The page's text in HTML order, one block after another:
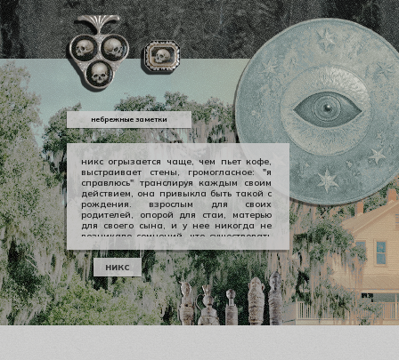
никс огрызается чаще, чем пьет кофе,
выстраивает стены, громогласное: "я
справлюсь" транслируя каждым своим
действием, она привыкла быть такой с
рождения. взрослым для своих
родителей, опорой для стаи, матерью
для своего сына, и у нее никогда не
возникало сомнений, что существовать
можно в принципе своем как-то иначе.
у никс опора — она сама, даже если
уже давно изломанная, совершенно
ненадежная, но помощи она просит
тогда, когда не остается уже выбора.
никс
небрежные заметки